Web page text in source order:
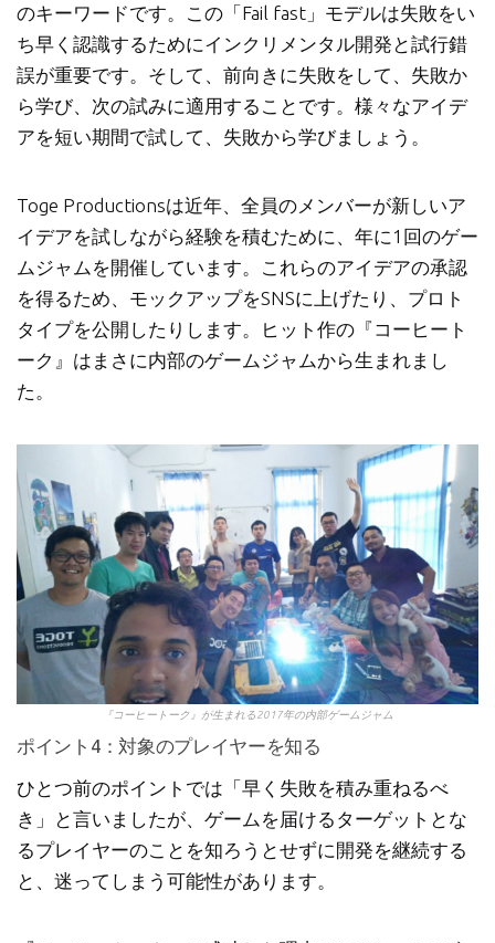
のキーワードです。この「Fail fast」モデルは失敗をい
ち早く認識するためにインクリメンタル開発と試行錯
誤が重要です。そして、前向きに失敗をして、失敗か
ら学び、次の試みに適用することです。様々なアイデ
アを短い期間で試して、失敗から学びましょう。
Toge Productionsは近年、全員のメンバーが新しいア
イデアを試しながら経験を積むために、年に1回のゲー
ムジャムを開催しています。これらのアイデアの承認
を得るため、モックアップをSNSに上げたり、プロト
タイプを公開したりします。ヒット作の『コーヒート
ーク』はまさに内部のゲームジャムから生まれまし
た。
『コーヒートーク』が生まれる2017年の内部ゲームジャム
ポイント4：対象のプレイヤーを知る
ひとつ前のポイントでは「早く失敗を積み重ねるべ
き」と言いましたが、ゲームを届けるターゲットとな
るプレイヤーのことを知ろうとせずに開発を継続する
と、迷ってしまう可能性があります。